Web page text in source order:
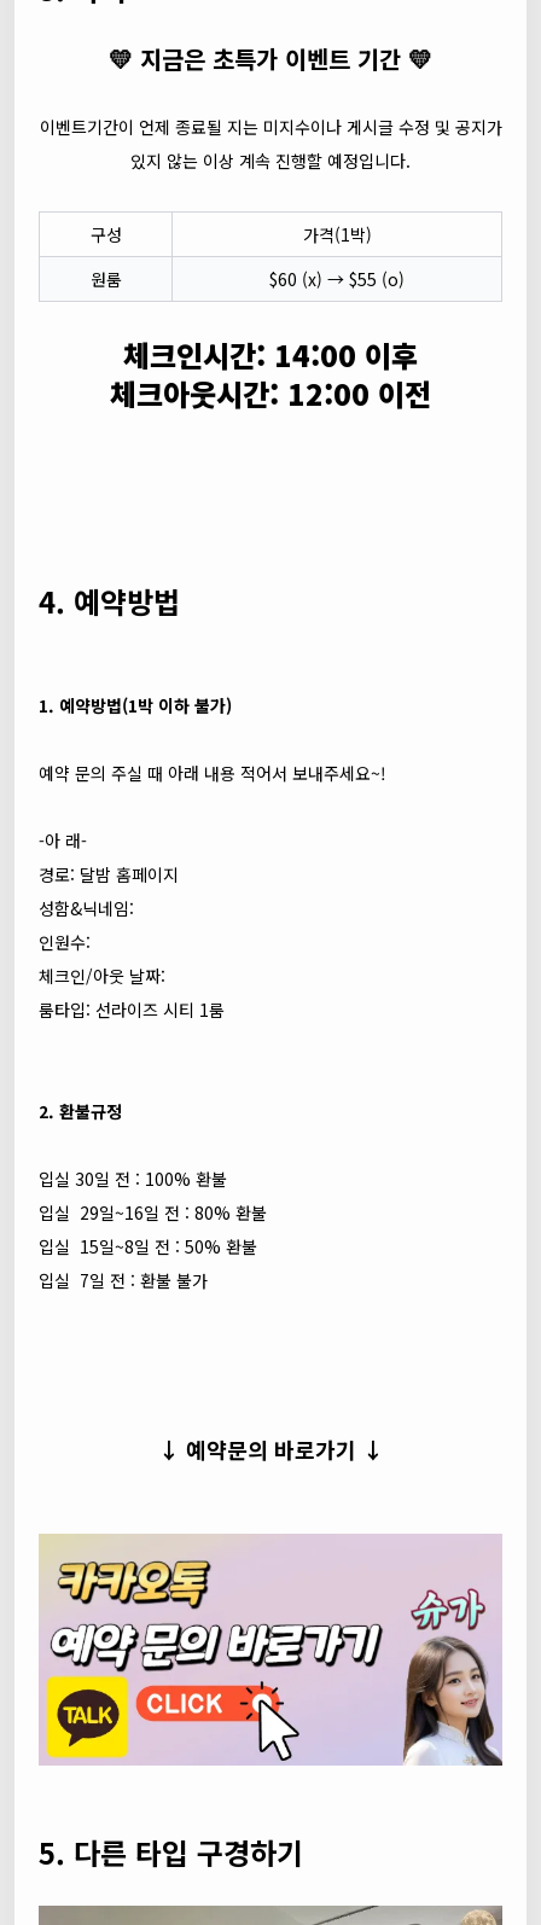
💛 지금은 초특가 이벤트 기간 💛
이벤트기간이 언제 종료될 지는 미지수이나 게시글 수정 및 공지가
있지 않는 이상 계속 진행할 예정입니다.
구성
가격(1박)
원룸
$60 (x) → $55 (o)
체크인시간: 14:00 이후
체크아웃시간: 12:00 이전
4. 예약방법
1. 예약방법(1박 이하 불가)
예약 문의 주실 때 아래 내용 적어서 보내주세요~!
-아 래-
경로: 달밤 홈페이지
성함&닉네임:
인원수:
체크인/아웃 날짜:
룸타입: 선라이즈 시티 1룸
2. 환불규정
입실 30일 전 : 100% 환불
입실 29일~16일 전 : 80% 환불
입실 15일~8일 전 : 50% 환불
입실 7일 전 : 환불 불가
↓ 예약문의 바로가기 ↓
5. 다른 타입 구경하기